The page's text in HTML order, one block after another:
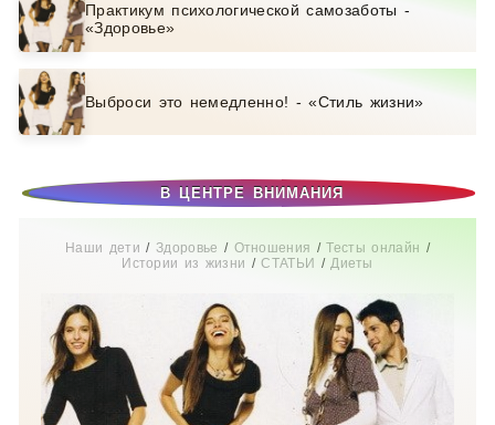
Практикум психологической самозаботы -
«Здоровье»
Выброси это немедленно! - «Стиль жизни»
В ЦЕНТРЕ ВНИМАНИЯ
Наши дети / Здоровье / Отношения /Тесты онлайн /
Истории из жизни /СТАТЬИ /Диеты